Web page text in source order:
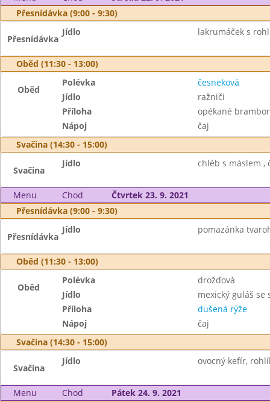
Přesnídávka (9:00 - 9:30)
Přesnídávka
Jídlo lakrumáček s
Oběd (11:30 - 13:00)
Oběd
Polévka
česneková
Jídlo
ražniči
Příloha
opékané
Nápoj
čaj
Svačina (14:30 - 15:00)
Svačina
Jídlo chléb s máslem ,
Menu Chod
Čtvrtek 23. 9. 2021
Přesnídávka (9:00 - 9:30)
Přesnídávka
Jídlo pomazánka
Oběd (11:30 - 13:00)
Oběd
Polévka
drožďová
Jídlo
mexický guláš se
Příloha
dušená rýže
Nápoj
čaj
Svačina (14:30 - 15:00)
Svačina
Jídlo ovocný kefír,
Menu Chod
Pátek 24. 9. 2021